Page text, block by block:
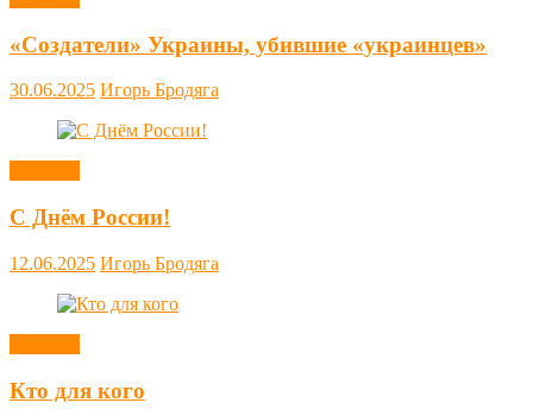
«Создатели» Украины, убившие «украинцев»
30.06.2025 Игорь Бродяга
С Днём России!
12.06.2025 Игорь Бродяга
Кто для кого